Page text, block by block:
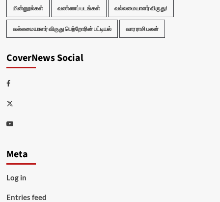
மின்னூல்கள் வண்ணப் படங்கள் வல்லமையாளர் விருது!
வல்லமையாளர் விருது பெற்றோரின் பட்டியல் வார ராசி பலன்
CoverNews Social
Facebook
Twitter
Youtube
Meta
Log in
Entries feed